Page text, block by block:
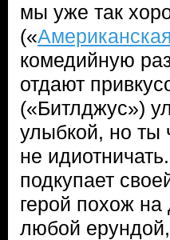
мы уже так
(«
комедийную
отдают
(«Битлджус»)
улыбкой, но ты
не
подкупает
герой похож
любой